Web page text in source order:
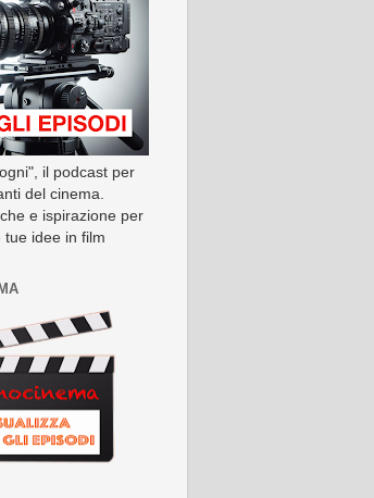
il podcast per
del cinema.
e ispirazione per
idee in film